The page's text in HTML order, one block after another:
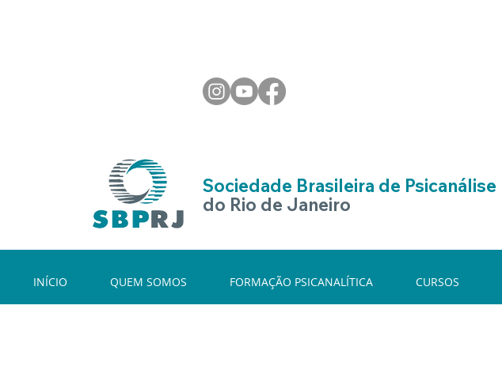
Sociedade Brasileira de Psicanálise
do Rio de Janeiro
INÍCIO QUEM SOMOS FORMAÇÃO PSICANALÍTICA CURSOS